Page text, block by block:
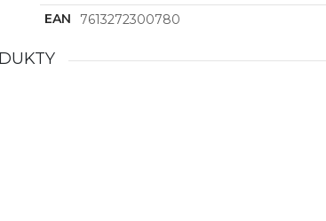
EAN
7613272300780